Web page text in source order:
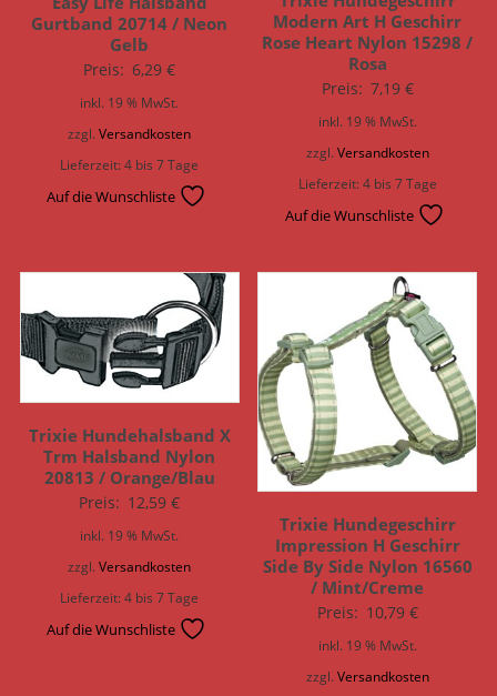
Gurtband 20714 / Neon
Gelb
Preis: 6,29€
inkl. 19 % MwSt.
zzgl.Versandkosten
Lieferzeit:4 bis 7 Tage
Auf die Wunschliste
Modern Art H Geschirr
Rose Heart Nylon 15298 /
Rosa
Preis: 7,19 €
inkl. 19 % MwSt.
zzgl. Versandkosten
Lieferzeit:4 bis 7 Tage
Auf die Wunschliste
Trixie Hundehalsband X
Trm Halsband Nylon
20813 / Orange/Blau
Preis: 12,59€
inkl. 19 % MwSt.
zzgl.Versandkosten
Lieferzeit:4 bis 7 Tage
Auf die Wunschliste
Trixie Hundegeschirr
Impression H Geschirr
Side By Side Nylon 16560
/ Mint/Creme
Preis: 10,79 €
inkl. 19 % MwSt.
zzgl. Versandkosten